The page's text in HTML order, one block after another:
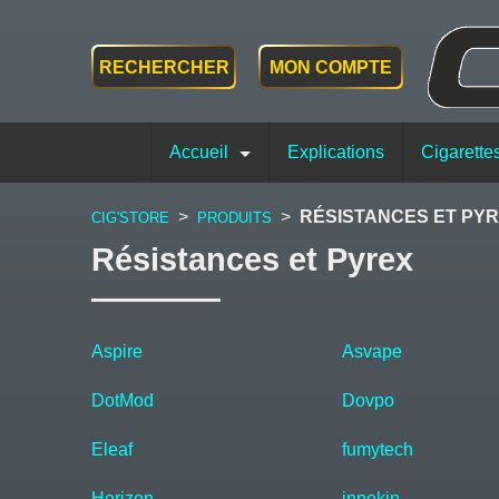
RECHERCHER MON COMPTE
Accueil Explications
CIG'STORE > PRODUITS > RÉSISTANCES ET
Résistances et Pyrex
Aspire Asvape
DotMod Dovpo
Eleaf fumytech